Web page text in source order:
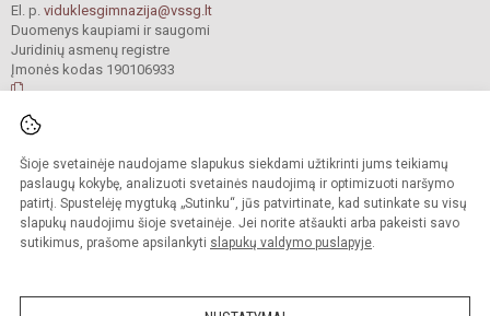
Šioje svetainėje naudojame slapukus siekdami užtikrinti jums teikiamų
paslaugų kokybę, analizuoti svetainės naudojimą ir optimizuoti naršymo
patirtį. Spustelėję mygtuką „Sutinku“, jūs patvirtinate, kad sutinkate su visų
slapukų naudojimu šioje svetainėje. Jei norite atšaukti arba pakeisti savo
sutikimus, prašome apsilankyti slapukų valdymo puslapyje.
El. p. viduklesgimnazija@vssg.lt
Duomenys kaupiami ir saugomi
Juridinių asmenų registre
Įmonės kodas 190106933
saugomos.
Kopijuoti turinį be raštiško gimnazijos sutikimo griežtai draudžiama.
Prieinamumo paraiška Slapukų valdymas
Sumanus būdas atnaujinti